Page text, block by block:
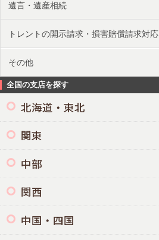
遺言・遺産相続
トレントの開示請求・損害賠償請求対応
その他
全国の支店を探す
北海道・東北
関東
中部
関西
中国・四国